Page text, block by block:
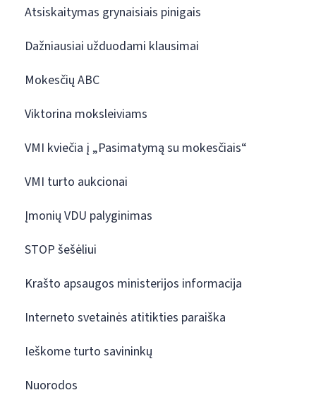
Atsiskaitymas grynaisiais pinigais
Dažniausiai užduodami klausimai
Mokesčių ABC
Viktorina moksleiviams
VMI kviečia į „Pasimatymą su mokesčiais“
VMI turto aukcionai
Įmonių VDU palyginimas
STOP šešėliui
Krašto apsaugos ministerijos informacija
Interneto svetainės atitikties paraiška
Ieškome turto savininkų
Nuorodos